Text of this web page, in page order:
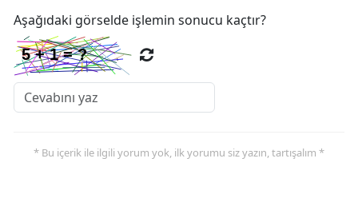
Aşağıdaki görselde işlemin sonucu kaçtır?
* Bu içerik ile ilgili yorum yok, ilk yorumu siz yazın, tartışalım *